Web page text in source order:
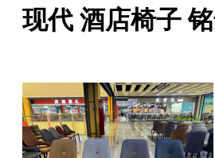
现代 酒店椅子